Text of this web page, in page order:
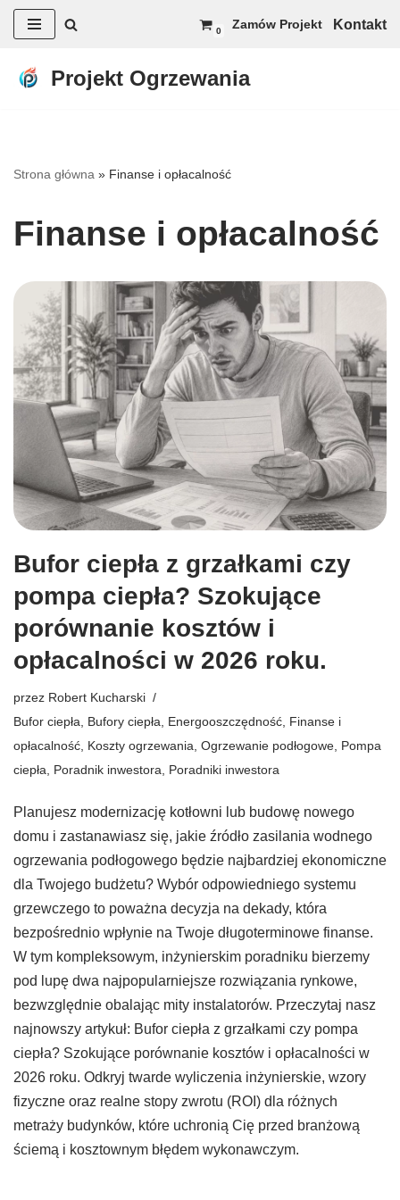
do
0 Zamów Projekt Kontakt
Projekt Ogrzewania
Strona główna » Finanse i opłacalność
Finanse i opłacalność
Bufor ciepła z grzałkami czy
pompa ciepła? Szokujące
porównanie kosztów i
opłacalności w 2026 roku.
przez Robert Kucharski
Bufor ciepła
Bufory ciepła Energooszczędność Finanse i
opłacalność Koszty ogrzewania Ogrzewanie podłogowe Pompa
ciepła
Poradnik inwestora Poradniki inwestora
Planujesz modernizację kotłowni lub budowę nowego
domu i zastanawiasz się, jakie źródło zasilania wodnego
ogrzewania podłogowego będzie najbardziej ekonomiczne
dla Twojego budżetu? Wybór odpowiedniego systemu
grzewczego to poważna decyzja na dekady, która
bezpośrednio wpłynie na Twoje długoterminowe finanse.
W tym kompleksowym, inżynierskim poradniku bierzemy
pod lupę dwa najpopularniejsze rozwiązania rynkowe,
bezwzględnie obalając mity instalatorów. Przeczytaj nasz
najnowszy artykuł: Bufor ciepła z grzałkami czy pompa
ciepła? Szokujące porównanie kosztów i opłacalności w
2026 roku. Odkryj twarde wyliczenia inżynierskie, wzory
fizyczne oraz realne stopy zwrotu (ROI) dla różnych
metraży budynków, które uchronią Cię przed branżową
ściemą i kosztownym błędem wykonawczym.